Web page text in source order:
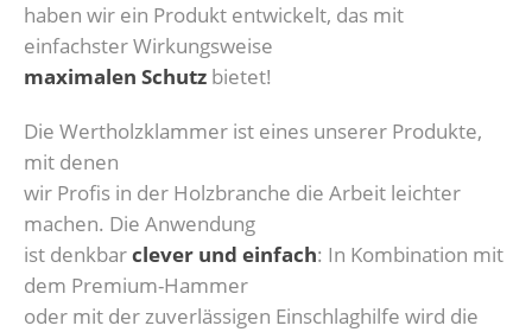
haben wir ein Produkt entwickelt, das mit
einfachster Wirkungsweise
maximalen Schutz bietet!
Die Wertholzklammer ist eines unserer Produkte,
mit denen
wir Profis in der Holzbranche die Arbeit leichter
machen. Die Anwendung
ist denkbarclever und einfach: In Kombination mit
dem Premium-Hammer
oder mit der zuverlässigen Einschlaghilfe wird die